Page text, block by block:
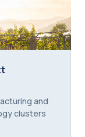
Production
and
clusters